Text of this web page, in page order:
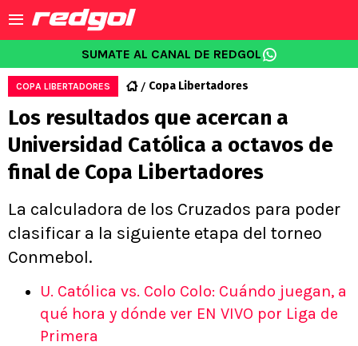
SUMATE AL CANAL DE REDGOL
COPA LIBERTADORES Copa Libertadores
Los resultados que acercan a
Universidad Católica a octavos de
final de Copa Libertadores
La calculadora de los Cruzados para poder
clasificar a la siguiente etapa del torneo
Conmebol.
U. Católica vs. Colo Colo: Cuándo juegan, a
qué hora y dónde ver EN VIVO por Liga de
Primera